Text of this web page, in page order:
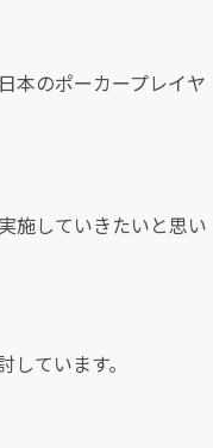
本のポーカープレイヤ
施していきたいと思い
ています。